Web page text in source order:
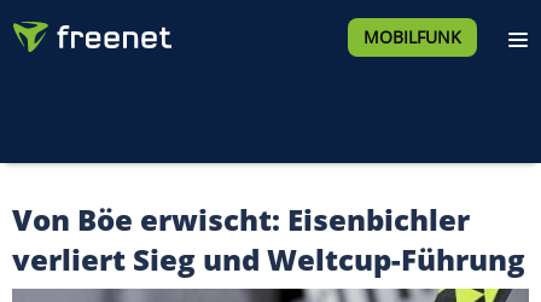
MOBILFUNK
Von Böe erwischt: Eisenbichler
verliert Sieg und Weltcup-Führung